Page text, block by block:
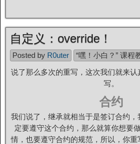
自定义：override！
Posted by R0uter
“嘿！小白？” 课程
说了那么多次的重写，这次我们就来
写。
合约
我们说了，继承就相当于是签订合约
定要遵守这个合约，那么就算你想要
情，也要遵守合约的规范，所以，你